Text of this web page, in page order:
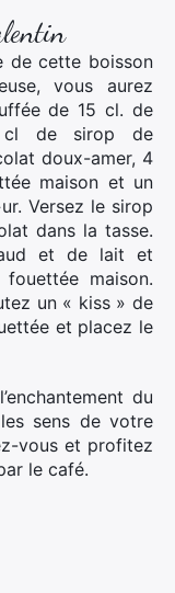
de cette boisson
vous aurez
de 15 cl. de
cl de sirop de
doux-amer, 4
maison et un
Versez le sirop
dans la tasse.
et de lait et
maison.
un « kiss » de
et placez le
du
sens de votre
vous et profitez
le café.